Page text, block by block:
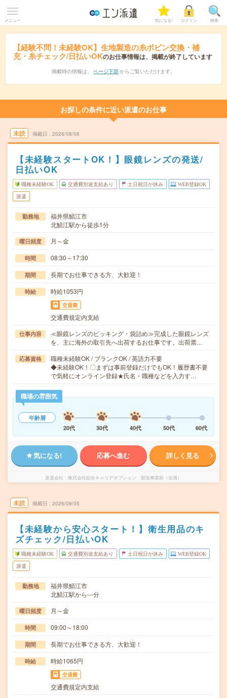
メニュー 気になる! ログイン 検索
【経験不問！未経験OK】生地製造の糸ボビン交換・補
充・糸チェック/日払いOKのお仕事情報は、掲載が終了しています
掲載時の情報は、 ページ下部 からご覧いただけます。
お探しの条件に近い派遣のお仕事
未読 掲載日 2026/08/08
【未経験スタートOK！】眼鏡レンズの発送/
日払いOK
職種未経験OK 交通費別途支給あり 土日祝日が休み WEB登録OK
派遣
勤務地
福井県鯖江市
北鯖江駅から徒歩1分
曜日頻度 月～金
時間 08:30～17:30
期間 長期でお仕事できる方、大歓迎！
時給 時給1053円
交通費
交通費規定内支給
仕事内容
≪眼鏡レンズのピッキング・袋詰め≫完成した眼鏡レンズ
を、主に海外の取引先へ出荷するお仕事です。出荷票…
応募資格
職種未経験OK / ブランクOK / 英語力不要
◆未経験OK！〇まずは事前登録だけでもOK！履歴書不要
で気軽にオンライン登録★氏名・職種などを入力す…
職場の雰囲気
年齢層
20代
30代 40代 50代 60代
気になる! 応募へ進む 詳しく見る
派遣会社 株式会社綜合キャリアオプション 製造事業部（全国）
未読 掲載日 2026/08/05
【未経験から安心スタート！】衛生用品のキ
ズチェック/日払いOK
職種未経験OK 交通費別途支給あり 土日祝日が休み WEB登録OK
派遣
勤務地
福井県鯖江市
北鯖江駅から---分
曜日頻度 月～金
時間 09:00～18:00
期間 長期でお仕事できる方、大歓迎！
時給 時給1065円
交通費
交通費規定内支給